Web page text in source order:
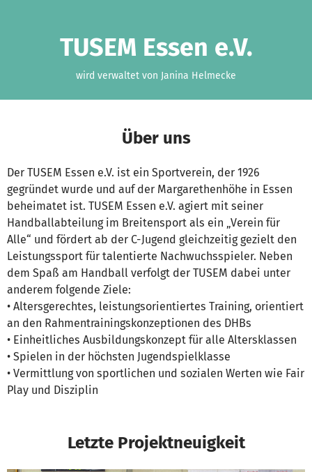
TUSEM Essen e.V.
wird verwaltet von Janina Helmecke
Über uns
Der TUSEM Essen e.V. ist ein Sportverein, der 1926
gegründet wurde und auf der Margarethenhöhe in Essen
beheimatet ist. TUSEM Essen e.V. agiert mit seiner
Handballabteilung im Breitensport als ein „Verein für
Alle“ und fördert ab der C-Jugend gleichzeitig gezielt den
Leistungssport für talentierte Nachwuchsspieler. Neben
dem Spaß am Handball verfolgt der TUSEM dabei unter
anderem folgende Ziele:
• Altersgerechtes, leistungsorientiertes Training, orientiert
an den Rahmentrainingskonzeptionen des DHBs
• Einheitliches Ausbildungskonzept für alle Altersklassen
• Spielen in der höchsten Jugendspielklasse
• Vermittlung von sportlichen und sozialen Werten wie Fair
Play und Disziplin
Letzte Projektneuigkeit